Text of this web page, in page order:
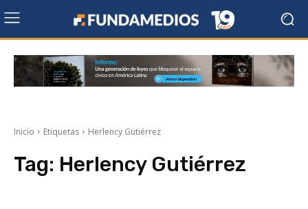
Inicio Etiquetas Herlency Gutiérrez
Tag: Herlency Gutiérrez